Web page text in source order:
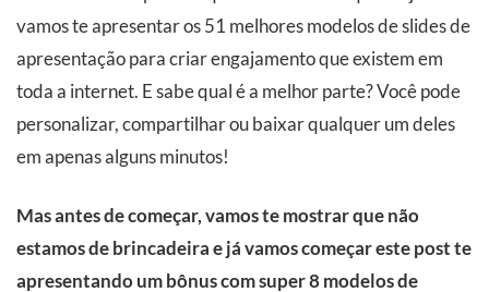
vamos te apresentar os 51 melhores modelos de slides de
apresentação para criar engajamento que existem em
toda a internet. E sabe qual é a melhor parte? Você pode
personalizar, compartilhar ou baixar qualquer um deles
em apenas alguns minutos!
Mas antes de começar, vamos te mostrar que não
estamos de brincadeira e já vamos começar este post te
apresentando um bônus com super 8 modelos de